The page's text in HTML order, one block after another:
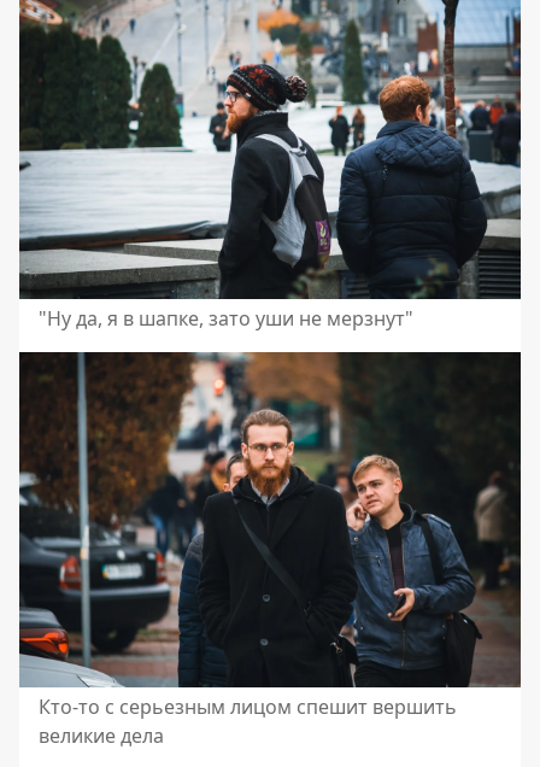
"Ну да, я в шапке, зато уши не мерзнут"
Кто-то с серьезным лицом спешит вершить
великие дела